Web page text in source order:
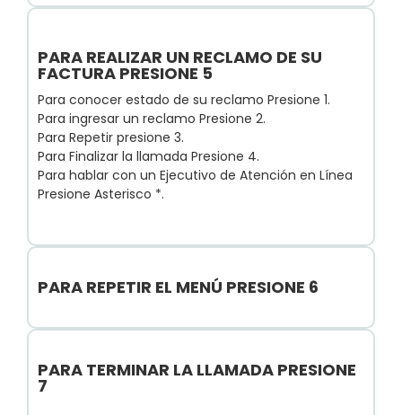
PARA REALIZAR UN RECLAMO DE SU
FACTURA PRESIONE 5
Para conocer estado de su reclamo Presione 1.
Para ingresar un reclamo Presione 2.
Para Repetir presione 3.
Para Finalizar la llamada Presione 4.
Para hablar con un Ejecutivo de Atención en Línea
Presione Asterisco *.
PARA REPETIR EL MENÚ PRESIONE 6
PARA TERMINAR LA LLAMADA PRESIONE
7